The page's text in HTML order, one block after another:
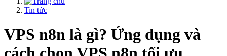
Tin tức
VPS n8n là gì? Ứng dụng và